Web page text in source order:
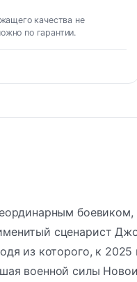
качества не
по гарантии.
сценарист
из которого, к
военной силы